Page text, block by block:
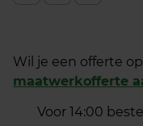
Wil je een offerte
maatwerkofferte
Voor 14:00